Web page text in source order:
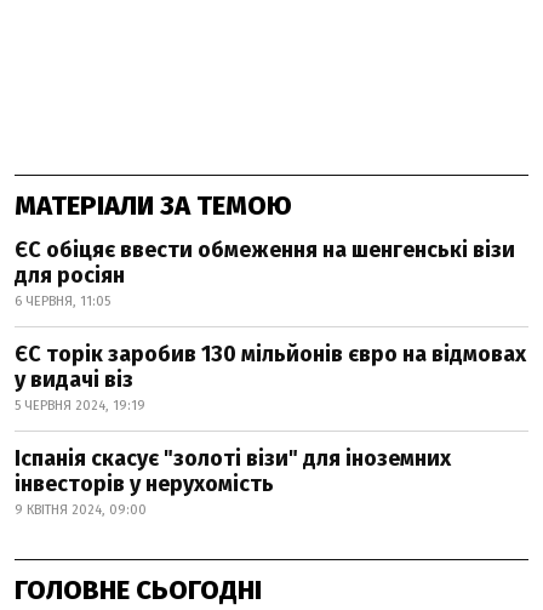
МАТЕРІАЛИ ЗА ТЕМОЮ
ЄС обіцяє ввести обмеження на шенгенські візи
для росіян
6 ЧЕРВНЯ, 11:05
ЄС торік заробив 130 мільйонів євро на відмовах
у видачі віз
5 ЧЕРВНЯ 2024, 19:19
Іспанія скасує "золоті візи" для іноземних
інвесторів у нерухомість
9 КВІТНЯ 2024, 09:00
ГОЛОВНЕ СЬОГОДНІ